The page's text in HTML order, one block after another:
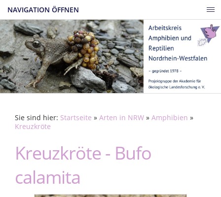
NAVIGATION ÖFFNEN
Sie sind hier: Startseite » Arten in NRW » Amphibien »
Kreuzkröte
Kreuzkröte - Bufo
calamita